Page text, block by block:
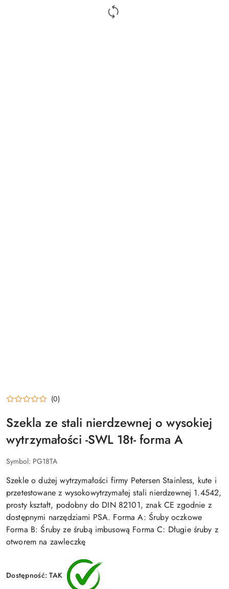
(0)
Szekla ze stali nierdzewnej o wysokiej
wytrzymałości -SWL 18t- forma A
Symbol: PG18TA
Szekle o dużej wytrzymałości firmy Petersen Stainless, kute i
przetestowane z wysokowytrzymałej stali nierdzewnej 1.4542,
prosty kształt, podobny do DIN 82101, znak CE zgodnie z
dostępnymi narzędziami PSA. Forma A: Śruby oczkowe
Forma B: Śruby ze śrubą imbusową Forma C: Długie śruby z
otworem na zawleczkę
Dostępność:TAK